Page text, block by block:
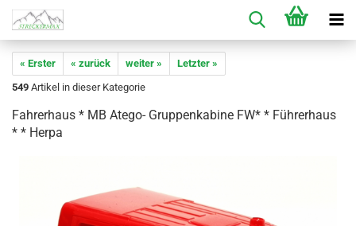
« Erster « zurück weiter »
Letzter »
549 Artikel in dieser Kategorie
Fahrerhaus * MB Atego- Gruppenkabine FW* * Führerhaus
* * Herpa